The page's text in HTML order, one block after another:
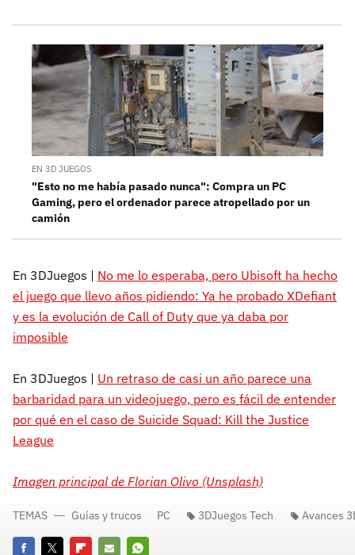
EN 3D JUEGOS
"Esto no me había pasado nunca": Compra un PC
Gaming, pero el ordenador parece atropellado por un
camión
En 3DJuegos | No me lo esperaba, pero Ubisoft ha hecho
el juego que llevo años pidiendo: Ya he probado XDefiant
y es la evolución de Call of Duty que ya daba por
imposible
En 3DJuegos | Un retraso de casi un año parece una
barbaridad para un videojuego, pero es fácil de entender
por qué en el caso de Suicide Squad: Kill the Justice
League
Imagen principal de Florian Olivo (Unsplash)
TEMAS Guías y trucos PC 3DJuegos Tech Avances